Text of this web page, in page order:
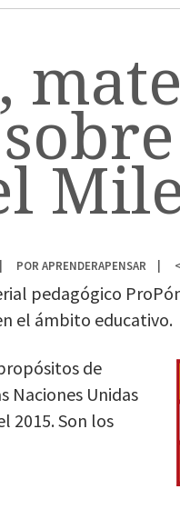
POR APRENDERAPENSAR
pedagógico
el ámbito educativo.
de
Naciones Unidas
2015. Son los